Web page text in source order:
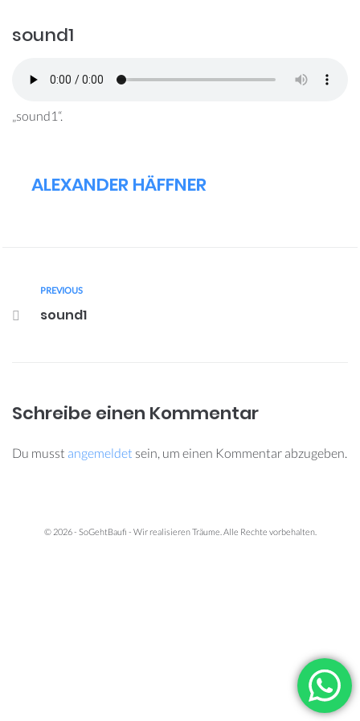
sound1
„sound1“.
ALEXANDER HÄFFNER
PREVIOUS
sound1
Schreibe einen Kommentar
Du musst angemeldet sein, um einen Kommentar abzugeben.
© 2026 - SoGehtBaufi - Wir realisieren Träume. Alle Rechte vorbehalten.